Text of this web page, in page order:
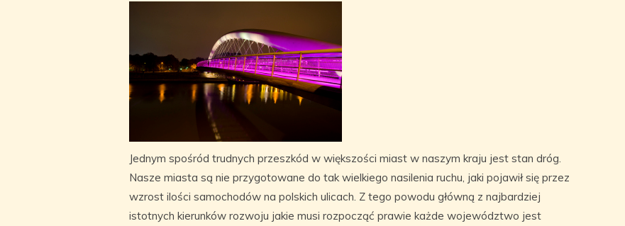
Jednym spośród trudnych przeszkód w większości miast w naszym kraju jest stan dróg.
Nasze miasta są nie przygotowane do tak wielkiego nasilenia ruchu, jaki pojawił się przez
wzrost ilości samochodów na polskich ulicach. Z tego powodu główną z najbardziej
istotnych kierunków rozwoju jakie musi rozpocząć prawie każde województwo jest